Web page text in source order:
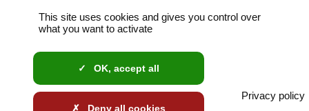
INSCRIVEZ-VOUS À LA NEWSLETTER DU MRAC
DONNÉES PERSONNELLES ET COOKIES
ACCESSIBILITÉ : NON CONFORME
This site uses cookies and gives you control over
what you want to activate
OK, accept all
Deny all cookies
Privacy policy